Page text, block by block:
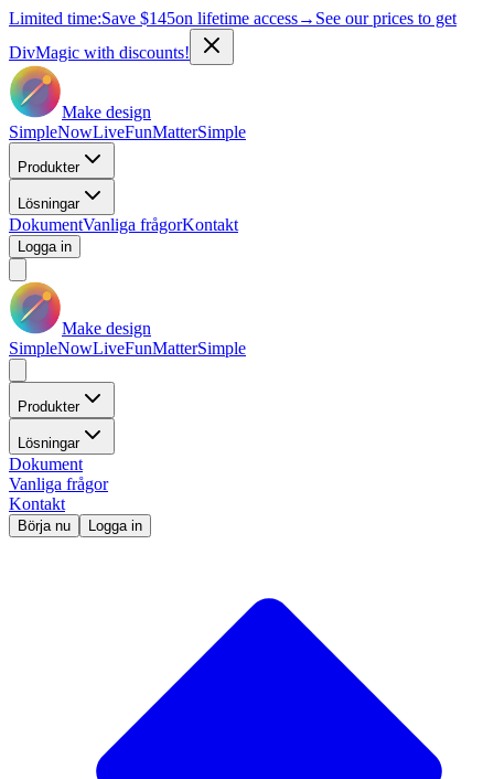
Limited time:Save $145on lifetime access→ See our prices to get
DivMagic with discounts!
Make design
SimpleNowLiveFunMatterSimple
Produkter
Lösningar
DokumentVanliga frågorKontakt
Logga in
Make design
SimpleNowLiveFunMatterSimple
Produkter
Lösningar
Dokument
Vanliga frågor
Kontakt
Börja nu Logga in